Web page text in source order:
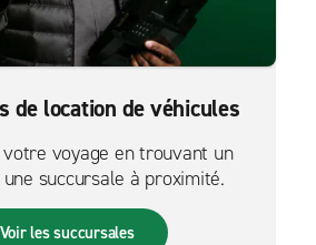
de location de véhicules
votre voyage en trouvant un
succursale à proximité.
Voir les succursales